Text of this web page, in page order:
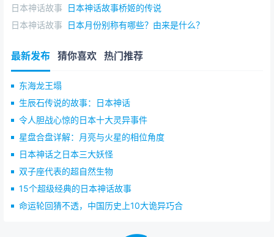
日本神话故事 日本神话故事桥姬的传说
日本神话故事 日本月份别称有哪些？由来是什么？
最新发布 猜你喜欢 热门推荐
东海龙王塌
生辰石传说的故事：日本神话
令人胆战心惊的日本十大灵异事件
星盘合盘详解：月亮与火星的相位角度
日本神话之日本三大妖怪
双子座代表的超自然生物
15个超级经典的日本神话故事
命运轮回猜不透，中国历史上10大诡异巧合